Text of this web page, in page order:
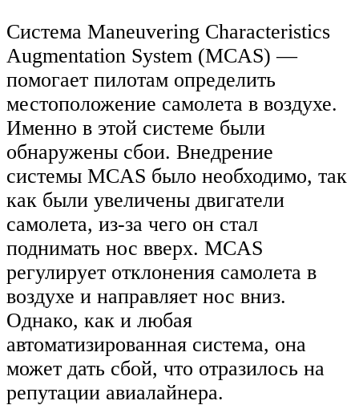
Система Maneuvering Characteristics
Augmentation System (MCAS) —
помогает пилотам определить
местоположение самолета в воздухе.
Именно в этой системе были
обнаружены сбои. Внедрение
системы MCAS было необходимо, так
как были увеличены двигатели
самолета, из-за чего он стал
поднимать нос вверх. MCAS
регулирует отклонения самолета в
воздухе и направляет нос вниз.
Однако, как и любая
автоматизированная система, она
может дать сбой, что отразилось на
репутации авиалайнера.